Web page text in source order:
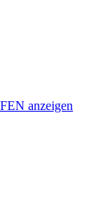
anzeigen